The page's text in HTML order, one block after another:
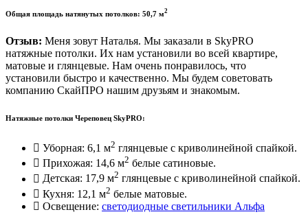
Общая площадь натянутых потолков: 50,7 м2
Отзыв: Меня зовут Наталья. Мы заказали в SkyPRO
натяжные потолки. Их нам установили во всей квартире,
матовые и глянцевые. Нам очень понравилось, что
установили быстро и качественно. Мы будем советовать
компанию СкайПРО нашим друзьям и знакомым.
Натяжные потолки Череповец SkyPRO:
Уборная: 6,1 м2 глянцевые с криволинейной спайкой.
Прихожая: 14,6 м2 белые сатиновые.
Детская: 17,9 м2 глянцевые с криволинейной спайкой.
Кухня: 12,1 м2 белые матовые.
Освещение: светодиодные светильники Альфа